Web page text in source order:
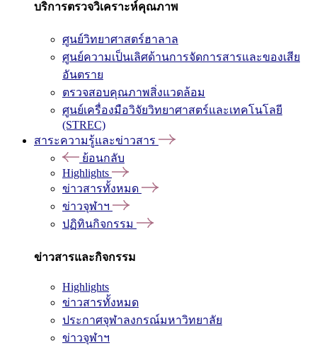
บริการตรวจวิเคราะห์คุณภาพ
ศูนย์วิทยาศาสตร์ฮาลาล
ศูนย์ความเป็นเลิศด้านการจัดการสารและของเสีย
อันตราย
ตรวจสอบคุณภาพสิ่งแวดล้อม
ศูนย์เครื่องมือวิจัยวิทยาศาสตร์และเทคโนโลยี
(STREC)
สาระความรู้และข่าวสาร
ย้อนกลับ
Highlights
ข่าวสารทั้งหมด
ข่าวจุฬาฯ
ปฏิทินกิจกรรม
ข่าวสารและกิจกรรม
Highlights
ข่าวสารทั้งหมด
ประกาศจุฬาลงกรณ์มหาวิทยาลัย
ข่าวจุฬาฯ